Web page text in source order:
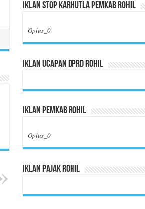
Iklan Stop Karhutla Pemkab Rohil
Oplus_0
Iklan Ucapan DPRD Rohil
Iklan Pemkab Rohil
Oplus_0
Iklan Pajak Rohil